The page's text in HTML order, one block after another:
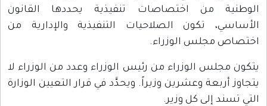
الوطنية من اختصاصات تنفيذية يحددها القانون
الأساسي، تكون الصلاحيات التنفيذية والإدارية من
اختصاص مجلس الوزراء.
يتكون مجلس الوزراء من رئيس الوزراء وعدد من الوزراء لا
يتجاوز أربعة وعشرين وزيراً. ويحدَّد في قرار التعيين الوزارة
التي تسند إلى كل وزير.